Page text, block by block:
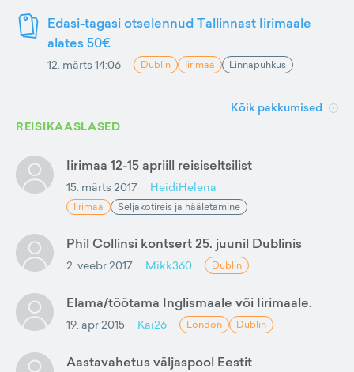
Edasi-tagasi otselennud Tallinnast Iirimaale
alates 50€
12. märts 14:06 Dublin Iirimaa Linnapuhkus
Kõik pakkumised
REISIKAASLASED
Iirimaa 12-15 apriill reisiseltsilist
15. märts 2017 HeidiHelena
Iirimaa Seljakotireis ja hääletamine
Phil Collinsi kontsert 25. juunil Dublinis
2. veebr 2017 Mikk360 Dublin
Elama/töötama Inglismaale või Iirimaale.
19. apr 2015 Kai26 London Dublin
Aastavahetus väljaspool Eestit